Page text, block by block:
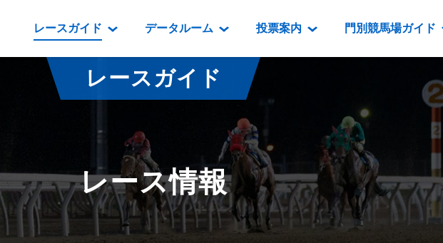
レースガイド
レース情報
払戻金一覧
騎手成績表
馬番成績表
番組・級別表ダウンロード
開催カレンダー
重賞競走体系図
スタリオンシリーズ競走
データルーム
データルーム
騎手・調教師紹介
坂路調教映像
遠征馬情報
映像コンテンツ
重賞競走VTR
重賞競走参考VTR
レースダイジェスト
新馬ダイジェスト
投票案内
電話・インターネット投票
場外発売所
実況・テレホンサービス
発売・払戻
門別競馬場ガイド
門別競馬場情報
門別競馬場グルメ
とねっこジンギスカン
いずみ食堂
ルンビニフードカフェ
勝馬屋
レースガイド
レース情報